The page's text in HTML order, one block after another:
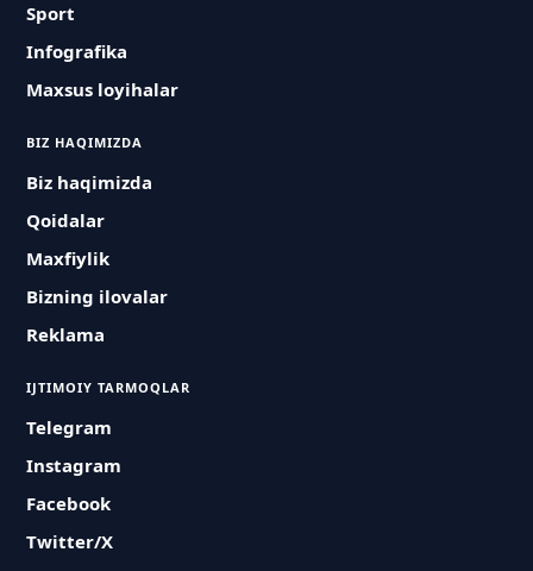
Sport
Infografika
Maxsus loyihalar
BIZ HAQIMIZDA
Biz haqimizda
Qoidalar
Maxfiylik
Bizning ilovalar
Reklama
IJTIMOIY TARMOQLAR
Telegram
Instagram
Facebook
Twitter/X